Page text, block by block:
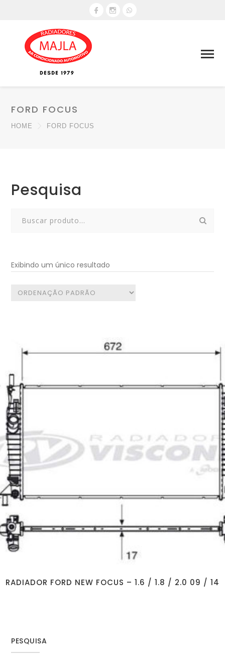
FORD FOCUS
HOME FORD FOCUS
Pesquisa
Exibindo um único resultado
RADIADOR FORD NEW FOCUS – 1.6 / 1.8 / 2.0 09 / 14
PESQUISA